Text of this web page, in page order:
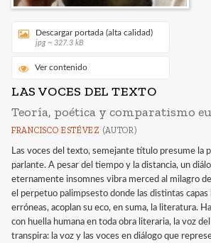
Descargar portada (alta calidad)
jpg ~ 327.3 kB
Ver contenido
LAS VOCES DEL TEXTO
Teoría, poética y comparatismo
FRANCISCO ESTÉVEZ (AUTOR)
Las voces del texto, semejante título presume la
parlante. A pesar del tiempo y la distancia, un
eternamente insomnes vibra merced al milagro
el perpetuo palimpsesto donde las distintas capas
erróneas, acoplan su eco, en suma, la literatura.
con huella humana en toda obra literaria, la voz
transpira: la voz y las voces en diálogo que